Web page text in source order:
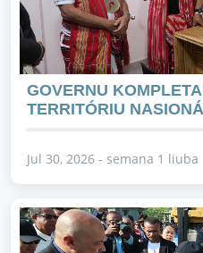
GOVERNU
TERRITÓRIU
Jul 30, 2026 - semana 1 liuba